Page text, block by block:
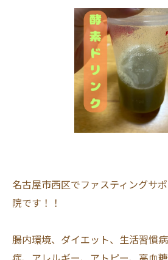
名古屋市西区でファスティングサ
院です！！
腸内環境、ダイエット、生活習慣